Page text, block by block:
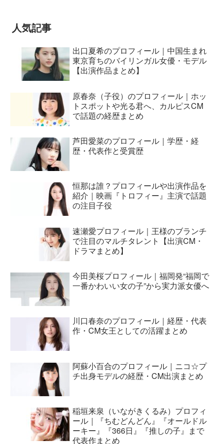
人気記事
出口夏希のプロフィール｜中国生まれ
東京育ちのバイリンガル女優・モデル
【出演作品まとめ】
原春奈（子役）のプロフィール｜ホッ
トスポットや光る君へ、カルピスCM
で話題の経歴まとめ
芦田愛菜のプロフィール｜学歴・経
歴・代表作と受賞歴
恒那は誰？プロフィールや出演作品を
紹介｜映画『トロフィー』主演で話題
の注目子役
速瀬愛プロフィール｜王様のブランチ
で注目のマルチタレント【出演CM・
ドラマまとめ】
今田美桜プロフィール｜福岡発“福岡で
一番かわいい女の子”から実力派女優へ
川口春奈のプロフィール｜経歴・代表
作・CM女王としての活躍まとめ
阿蘇小百合のプロフィール｜ニコ☆プ
チ出身モデルの経歴・CM出演まとめ
稲垣来泉（いながきくるみ）プロフィ
ール｜『ちむどんどん』『オールドル
ーキー』『366日』『推しの子』まで
代表作まとめ